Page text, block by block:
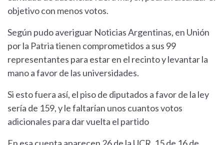
objetivo con menos votos.
Según pudo averiguar Noticias Argentinas, en Unión
por la Patria tienen comprometidos a sus 99
representantes para estar en el recinto y levantar la
mano a favor de las universidades.
Si esto fuera así, el piso de diputados a favor de la ley
sería de 159, y le faltarían unos cuantos votos
adicionales para dar vuelta el partido